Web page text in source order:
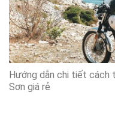
Hướng dẫn chi tiết cách
Sơn giá rẻ